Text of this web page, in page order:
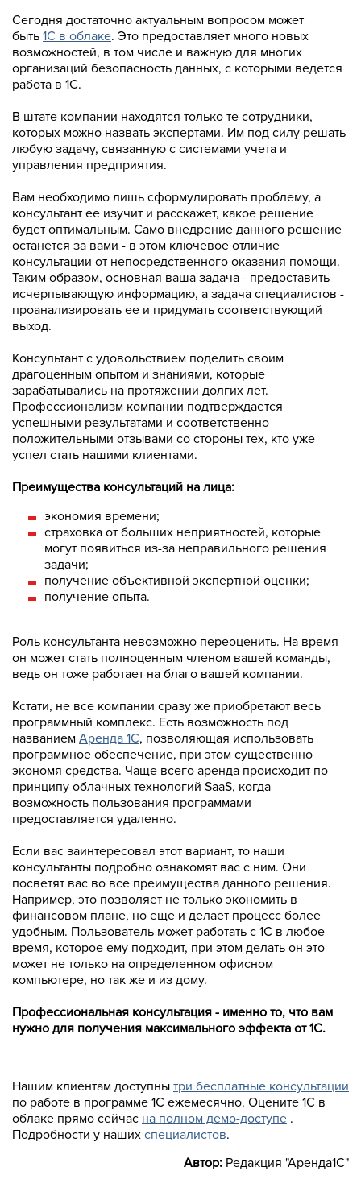
Сегодня достаточно актуальным вопросом может
быть 1С в облаке. Это предоставляет много новых
возможностей, в том числе и важную для многих
организаций безопасность данных, с которыми ведется
работа в 1С.
В штате компании находятся только те сотрудники,
которых можно назвать экспертами. Им под силу решать
любую задачу, связанную с системами учета и
управления предприятия.
Вам необходимо лишь сформулировать проблему, а
консультант ее изучит и расскажет, какое решение
будет оптимальным. Само внедрение данного решение
останется за вами - в этом ключевое отличие
консультации от непосредственного оказания помощи.
Таким образом, основная ваша задача - предоставить
исчерпывающую информацию, а задача специалистов -
проанализировать ее и придумать соответствующий
выход.
Консультант с удовольствием поделить своим
драгоценным опытом и знаниями, которые
зарабатывались на протяжении долгих лет.
Профессионализм компании подтверждается
успешными результатами и соответственно
положительными отзывами со стороны тех, кто уже
успел стать нашими клиентами.
Преимущества консультаций на лица:
экономия времени;
страховка от больших неприятностей, которые
могут появиться из-за неправильного решения
задачи;
получение объективной экспертной оценки;
получение опыта.
Роль консультанта невозможно переоценить. На время
он может стать полноценным членом вашей команды,
ведь он тоже работает на благо вашей компании.
Кстати, не все компании сразу же приобретают весь
программный комплекс. Есть возможность под
названием Аренда 1С, позволяющая использовать
программное обеспечение, при этом существенно
экономя средства. Чаще всего аренда происходит по
принципу облачных технологий SaaS, когда
возможность пользования программами
предоставляется удаленно.
Если вас заинтересовал этот вариант, то наши
консультанты подробно ознакомят вас с ним. Они
посветят вас во все преимущества данного решения.
Например, это позволяет не только экономить в
финансовом плане, но еще и делает процесс более
удобным. Пользователь может работать с 1С в любое
время, которое ему подходит, при этом делать он это
может не только на определенном офисном
компьютере, но так же и из дому.
Профессиональная консультация - именно то, что вам
нужно для получения максимального эффекта от 1С.
Нашим клиентам доступны три бесплатные консультации
по работе в программе 1С ежемесячно. Оцените 1С в
облаке прямо сейчас на полном демо-доступе .
Подробности у наших специалистов.
Автор: Редакция "Аренда1С"